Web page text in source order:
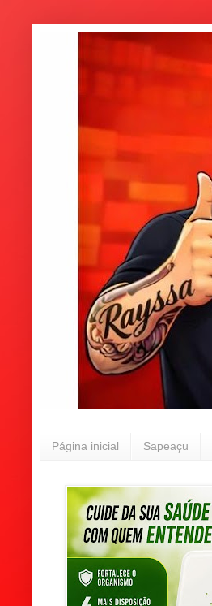
Página inicial Sapeaçu